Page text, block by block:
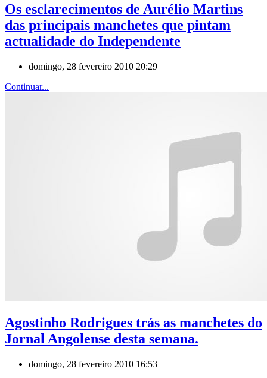
Os esclarecimentos de Aurélio Martins
das principais manchetes que pintam
actualidade do Independente
domingo, 28 fevereiro 2010 20:29
Continuar...
Agostinho Rodrigues trás as manchetes do
Jornal Angolense desta semana.
domingo, 28 fevereiro 2010 16:53